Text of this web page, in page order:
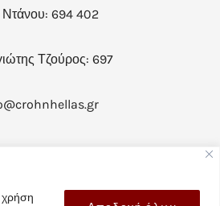
χρήση
694 402
Τζούρος: 697